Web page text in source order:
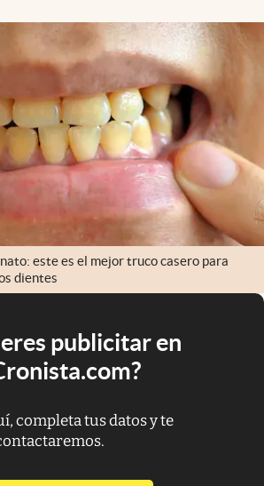
este es el mejor truco casero para
dientes
publicitar en
completa tus datos y te